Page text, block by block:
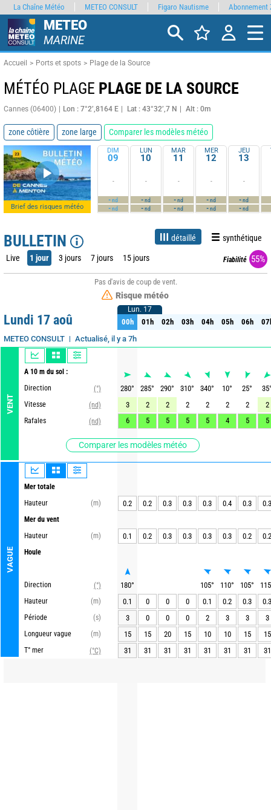
METEO
MARINE
Accueil Ports et spots Plage de la Source
MÉTÉO PLAGE PLAGE DE LA SOURCE
Cannes (06400) Lon : 7°2’,8164 E Lat : 43°32’,7 N Alt : 0m
zone côtière zone large Comparer les modèles météo
Brief des risques météo
DIM
09
-
-nd
-nd
LUN
10
-
-nd
-nd
MAR
11
-
-nd
-nd
MER
12
-
-nd
-nd
JEU
13
-
-nd
-nd
BULLETIN détaillé synthétique
Live 1 jour 3 jours 7 jours 15 jours Fiabilité 55%
Pas d'avis de coup de vent.
Risque météo
Lundi 17 aoû
METEO CONSULT Actualisé, il y a 7h
VENT
A 10 m du sol :
Direction
(°)
Vitesse
(nd)
Rafales
(nd)
Comparer les modèles météo
VAGUE
Mer totale
Hauteur
(m)
Mer du vent
Hauteur
(m)
Houle
Direction
(°)
Hauteur
(m)
Période
(s)
Longueur vague
(m)
T° mer
(°C)
Lun. 17
00h 01h 02h 03h 04h 05h 06h
Lun. 17
00h 01h 02h 03h 04h 05h 06h
280° 285° 290° 310° 340° 10° 25° 35
3
2 2 2 2 2 2
2
6
5 5 5 5 4 5 5
0.2 0.2 0.3 0.3 0.3 0.4 0.3 0.3
0.1 0.2 0.3 0.3 0.3 0.3 0.2 0.2
180° 105° 110° 105°
115
0.1
0 0 0 0.1 0.2 0.3
0.3
3
0 0 0 2 3 3
3
15
15 20 15 10 10 15
15
31
31 31 31 31 31 31 31
La Chaîne Météo METEO CONSULT Figaro Nautisme Abonnement